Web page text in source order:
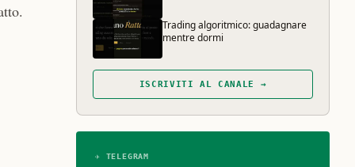
Trading algoritmico: guadagnare
mentre dormi
ISCRIVITI AL CANALE →
✈ TELEGRAM